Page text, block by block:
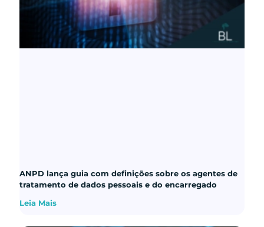
ANPD lança guia com definições sobre os agentes de
tratamento de dados pessoais e do encarregado
Leia Mais